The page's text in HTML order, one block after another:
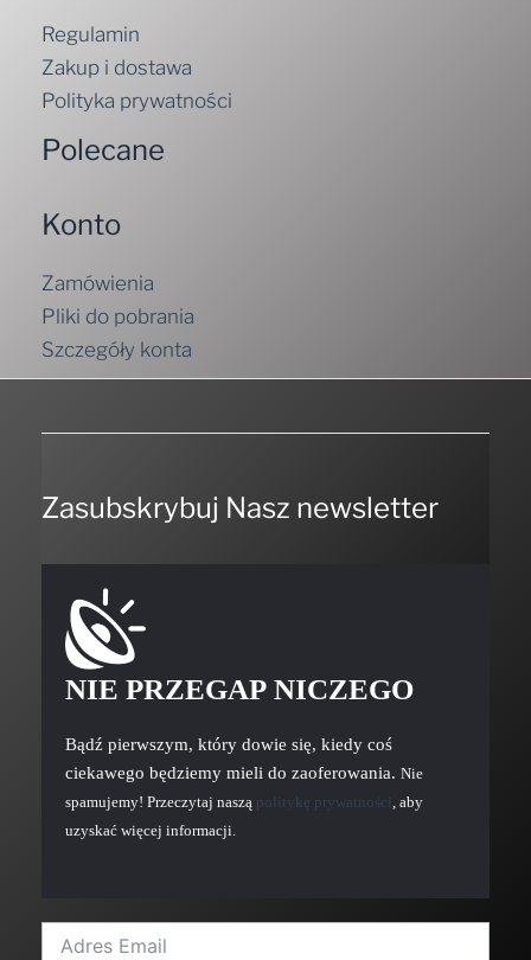
Regulamin
Zakup i dostawa
Polityka prywatności
Polecane
Konto
Zamówienia
Pliki do pobrania
Szczegóły konta
Zasubskrybuj Nasz newsletter
NIE PRZEGAP NICZEGO
Bądź pierwszym, który dowie się, kiedy coś
ciekawego będziemy mieli do zaoferowania. Nie
spamujemy! Przeczytaj naszą politykę prywatności , aby
uzyskać więcej informacji.